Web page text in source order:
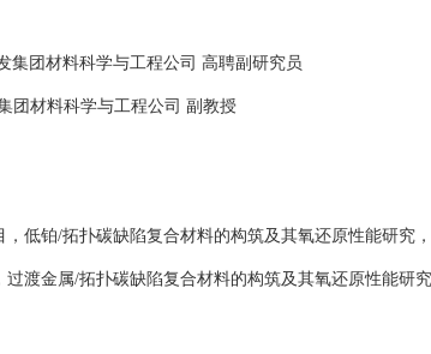
集团材料科学与工程公司 高聘副研究员
团材料科学与工程公司 副教授
，低铂/拓扑碳缺陷复合材料的构筑及其氧还原性能研究，
过渡金属/拓扑碳缺陷复合材料的构筑及其氧还原性能研究